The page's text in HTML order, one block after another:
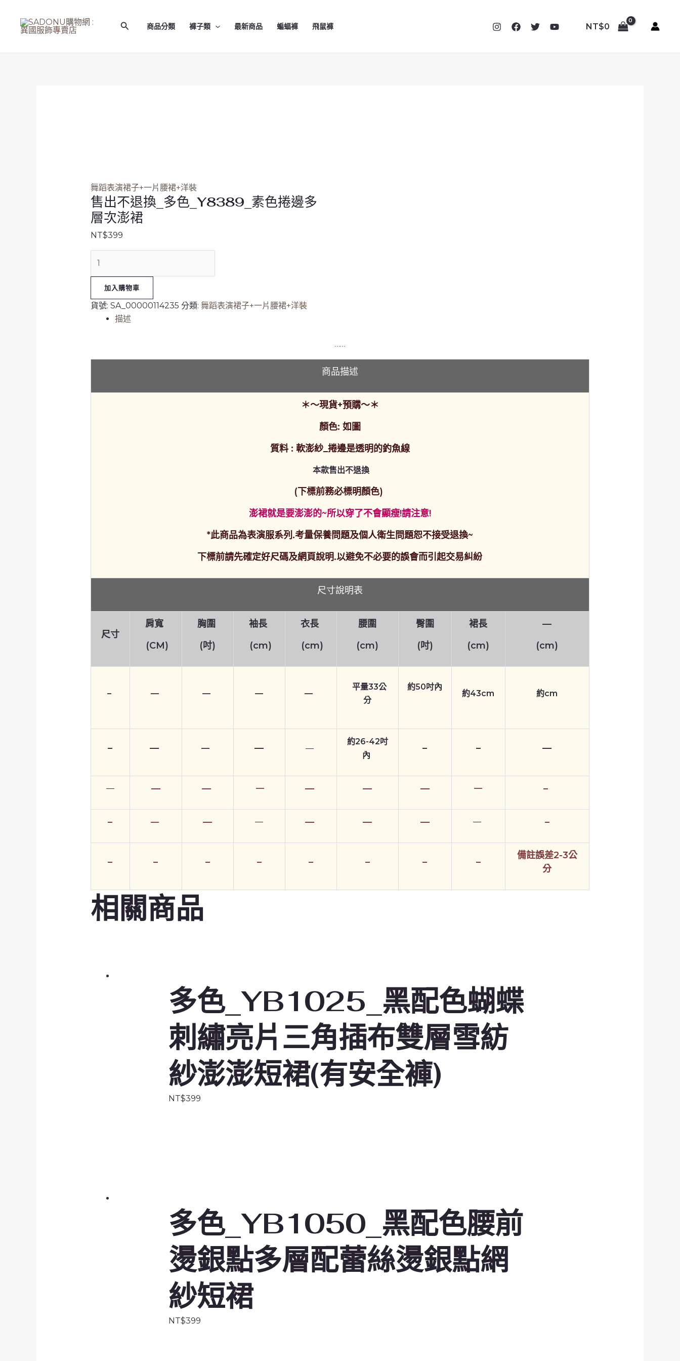
搜
商品分類 褲子類 最新商品 蝙蝠褲 飛鼠褲 NT$0
舞蹈表演裙子+一片腰裙+洋裝
售出不退換_多色_Y8389_素色捲邊多
層次澎裙
NT$399
出
層
次
澎
裙
加入購物車
貨號: SA_00000114235 分類: 舞蹈表演裙子+一片腰裙+洋裝
描述
……
商品描述
＊～現貨+預購～＊
顏色: 如圖
質料 : 軟澎紗_捲邊是透明的釣魚線
本款售出不退換
(下標前務必標明顏色)
澎裙就是要澎澎的~所以穿了不會顯瘦!請注意!
*此商品為表演服系列.考量保養問題及個人衛生問題恕不接受退換~
下標前請先確定好尺碼及網頁說明.以避免不必要的誤會而引起交易糾紛
尺寸說明表
尺寸
肩寬
(CM)
胸圍
(吋)
袖長
(cm)
衣長
(cm)
腰圍
(cm)
臀圍
(吋)
裙長
(cm)
—
(cm)
– — — — —
平量33公
分
約50吋內
約43cm 約cm
– — — — —
約26-42吋
內
– – —
— — — — — — — — –
– — — — — — — — –
– – – – – – – –
備註誤差2-3公
分
相關商品
多色_YB1025_黑配色蝴蝶
刺繡亮片三角插布雙層雪紡
紗澎澎短裙(有安全褲)
NT$399
多色_YB1050_黑配色腰前
燙銀點多層配蕾絲燙銀點網
紗短裙
NT$399